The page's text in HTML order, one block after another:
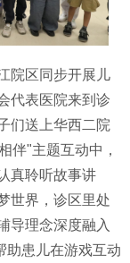
院区同步开展儿
代表医院来到诊
们送上华西二院
伴"主题互动中，
真聆听故事讲
世界，诊区里处
导理念深度融入
助患儿在游戏互动